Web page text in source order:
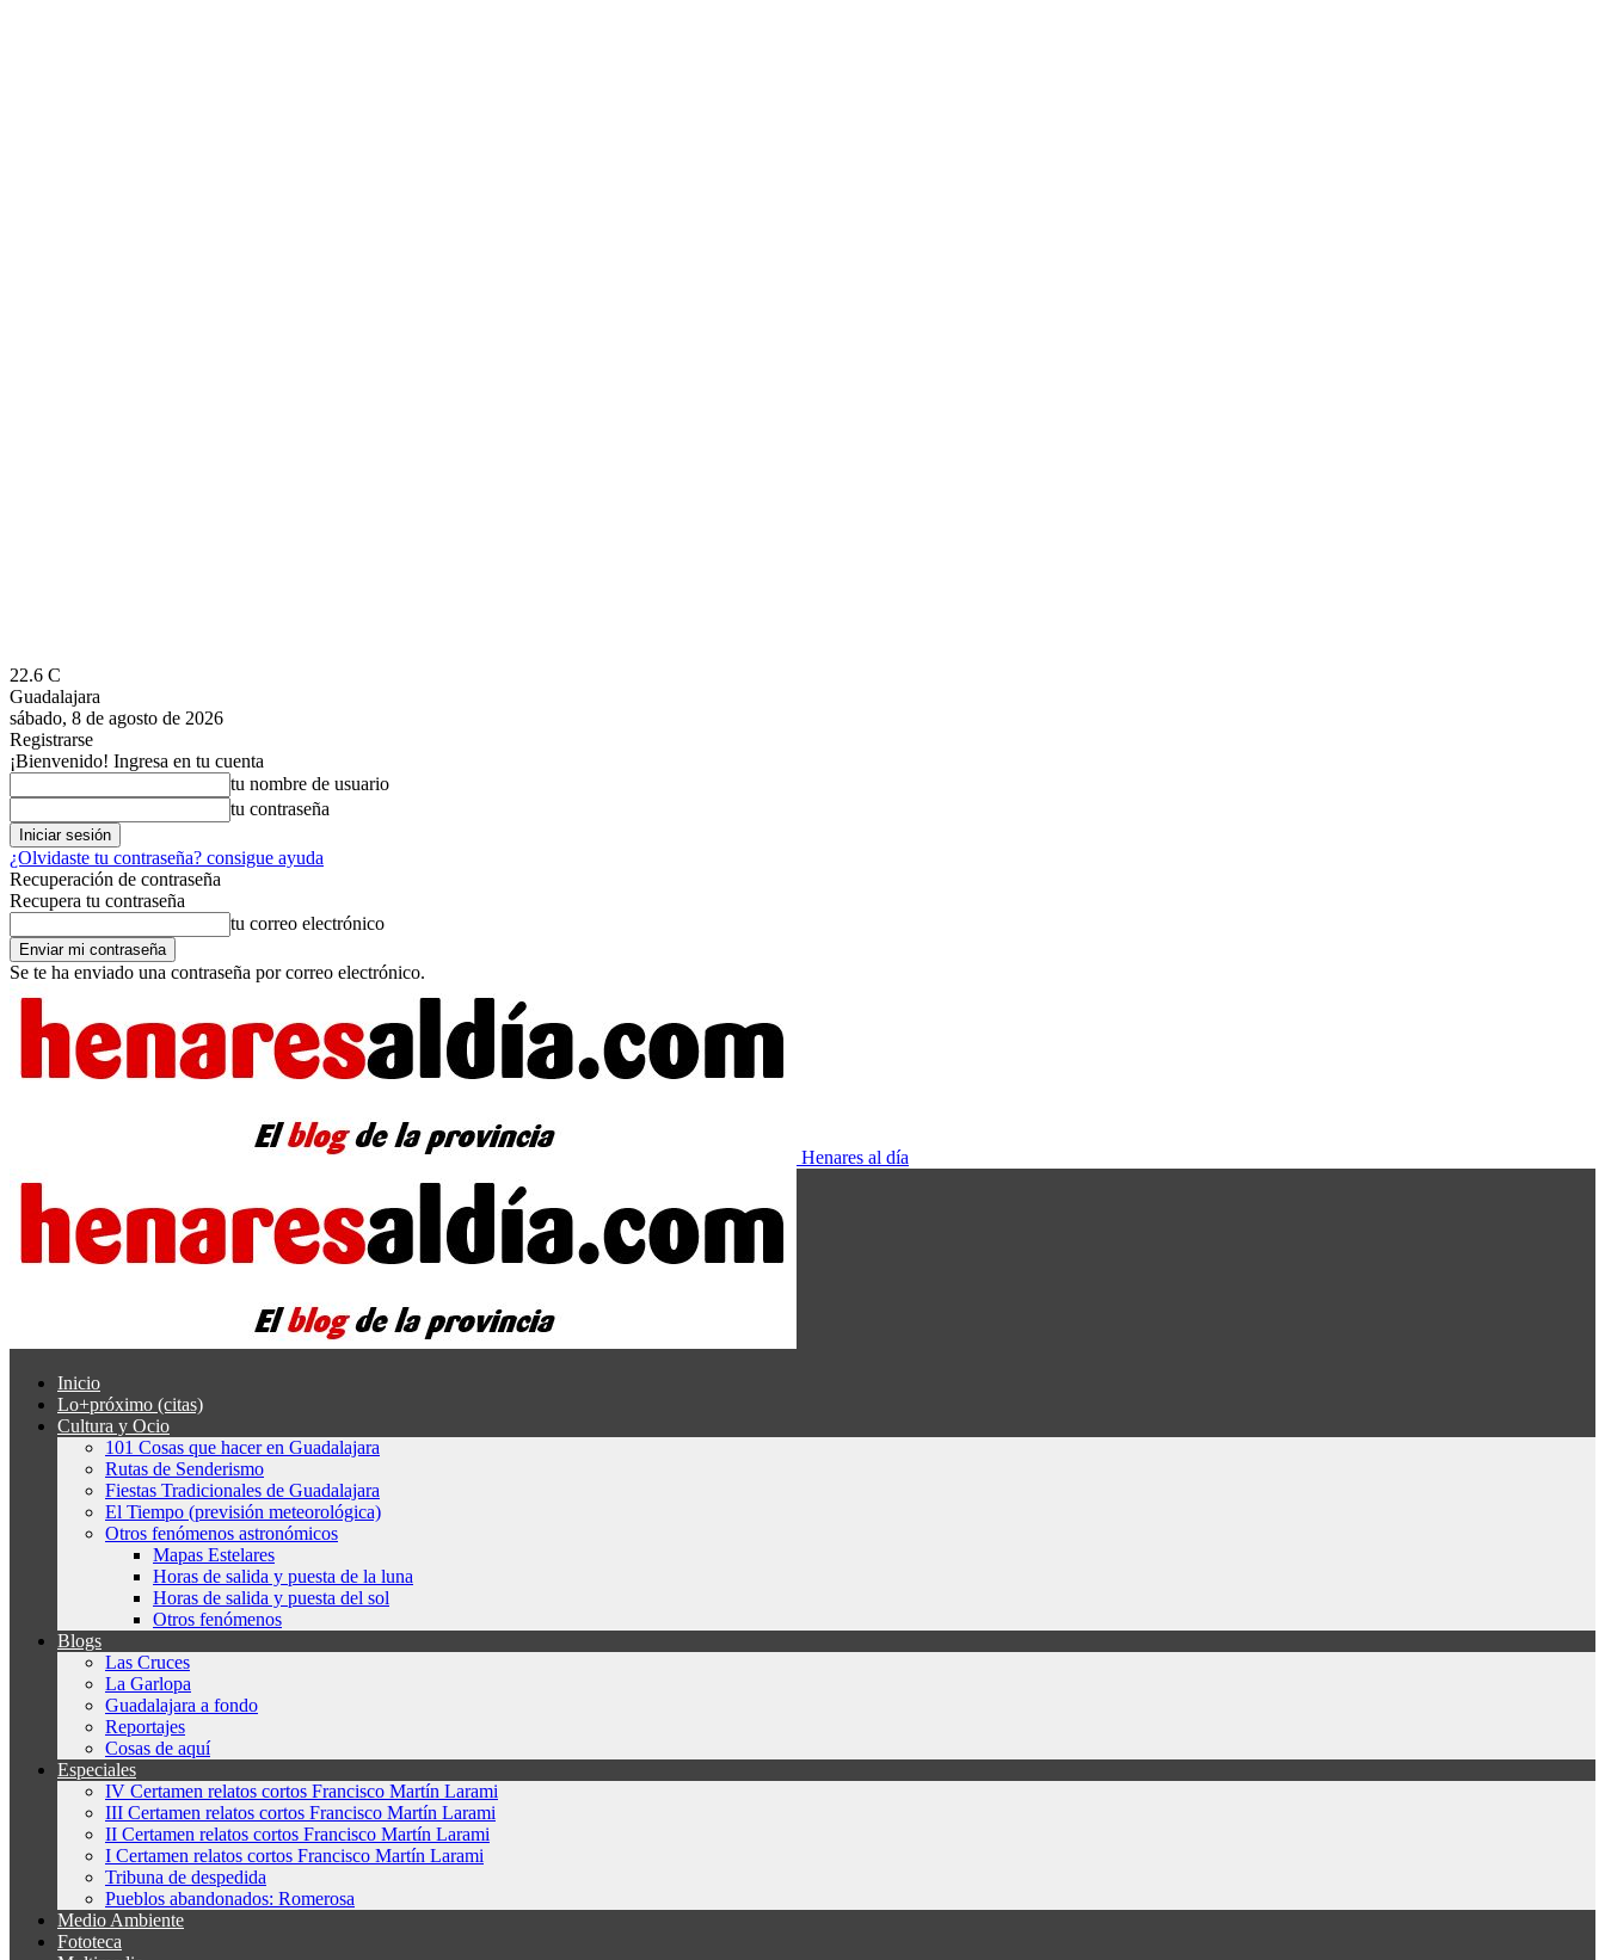
22.6 C
Guadalajara
sábado, 8 de agosto de 2026
Registrarse
¡Bienvenido! Ingresa en tu cuenta
tu nombre de usuario
tu contraseña
¿Olvidaste tu contraseña? consigue ayuda
Recuperación de contraseña
Recupera tu contraseña
tu correo electrónico
Se te ha enviado una contraseña por correo electrónico.
Henares al día
Inicio
Lo+próximo (citas)
Cultura y Ocio
101 Cosas que hacer en Guadalajara
Rutas de Senderismo
Fiestas Tradicionales de Guadalajara
El Tiempo (previsión meteorológica)
Otros fenómenos astronómicos
Mapas Estelares
Horas de salida y puesta de la luna
Horas de salida y puesta del sol
Otros fenómenos
Blogs
Las Cruces
La Garlopa
Guadalajara a fondo
Reportajes
Cosas de aquí
Especiales
IV Certamen relatos cortos Francisco Martín Larami
III Certamen relatos cortos Francisco Martín Larami
II Certamen relatos cortos Francisco Martín Larami
I Certamen relatos cortos Francisco Martín Larami
Tribuna de despedida
Pueblos abandonados: Romerosa
Medio Ambiente
Fototeca